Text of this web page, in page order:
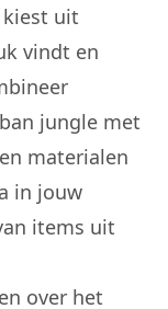
kiest uit
vindt en
jungle met
materialen
in jouw
items uit
over het